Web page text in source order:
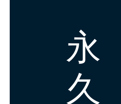
永
久